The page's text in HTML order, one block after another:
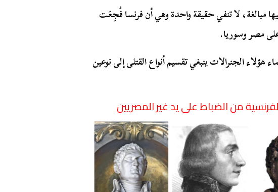
مبالغة، لا تنفي حقيقة واحدة وهي أن فرنسا فُجِعَت
مصر وسوريا.
الجنرالات ينبغي تقسيم أنواع القتلى إلى نوعين
من الضباط على يد غير المصريين